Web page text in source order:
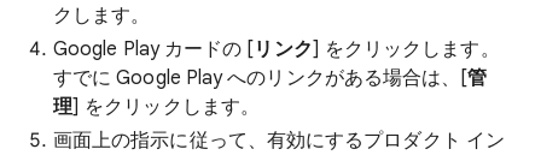
クします。
Google Play カードの [リンク] をクリックします。
すでに Google Play へのリンクがある場合は、[管
理] をクリックします。
画面上の指示に従って、有効にするプロダクト イン